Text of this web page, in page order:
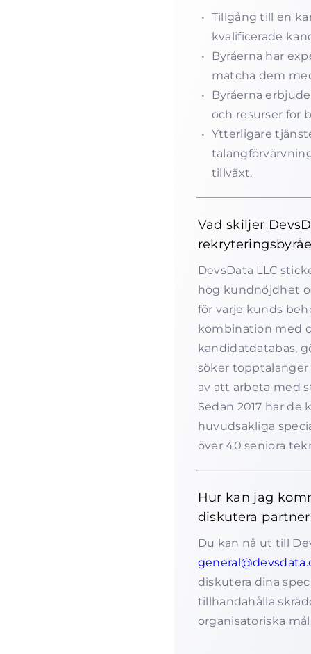
Tillgång till en
kvalificerade
Byråerna har
matcha dem
Byråerna
och resurser för
Ytterligare
tillväxt.
Vad skiljer
DevsData LLC
hög kundnöjdhet
för varje kunds
kombination med
kandidatdatabas,
söker
av att arbeta med
Sedan 2017 har de
huvudsakliga
över 40 seniora
Hur kan jag
diskutera
Du kan nå ut till
diskutera dina
tillhandahålla
organisatoriska